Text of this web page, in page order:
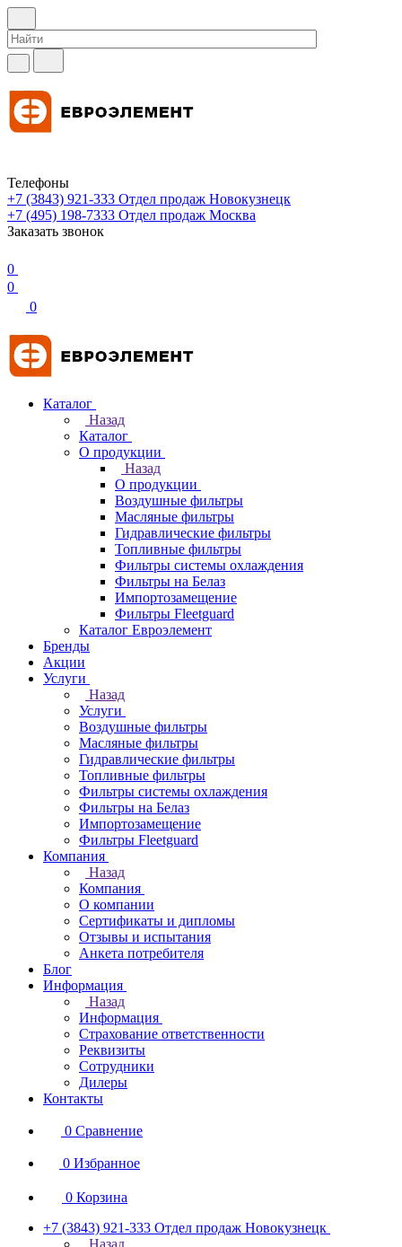
Телефоны
+7 (3843) 921-333 Отдел продаж Новокузнецк
+7 (495) 198-7333 Отдел продаж Москва
Заказать звонок
0
0
0
Каталог
Назад
Каталог
О продукции
Назад
О продукции
Воздушные фильтры
Масляные фильтры
Гидравлические фильтры
Топливные фильтры
Фильтры системы охлаждения
Фильтры на Белаз
Импортозамещение
Фильтры Fleetguard
Каталог Евроэлемент
Бренды
Акции
Услуги
Назад
Услуги
Воздушные фильтры
Масляные фильтры
Гидравлические фильтры
Топливные фильтры
Фильтры системы охлаждения
Фильтры на Белаз
Импортозамещение
Фильтры Fleetguard
Компания
Назад
Компания
О компании
Сертификаты и дипломы
Отзывы и испытания
Анкета потребителя
Блог
Информация
Назад
Информация
Страхование ответственности
Реквизиты
Сотрудники
Дилеры
Контакты
0 Сравнение
0 Избранное
0 Корзина
+7 (3843) 921-333 Отдел продаж Новокузнецк
Назад